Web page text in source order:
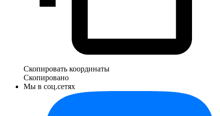
Скопировать координаты
Скопировано
Мы в соц.сетях